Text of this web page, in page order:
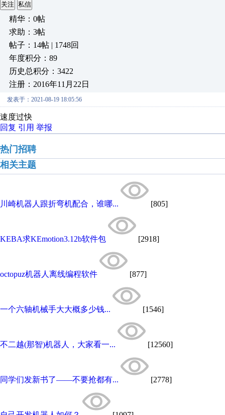
关注 私信
精华：0帖
求助：3帖
帖子：14帖 | 1748回
年度积分：89
历史总积分：3422
注册：2016年11月22日
发表于：2021-08-19 18:05:56
速度过快
回复 引用 举报
热门招聘
相关主题
川崎机器人跟折弯机配合，谁哪... [805]
KEBA求KEmotion3.12b软件包 [2918]
octopuz机器人离线编程软件 [877]
一个六轴机械手大大概多少钱... [1546]
不二越(那智)机器人，大家看一... [12560]
同学们发新书了——不要抢都有... [2778]